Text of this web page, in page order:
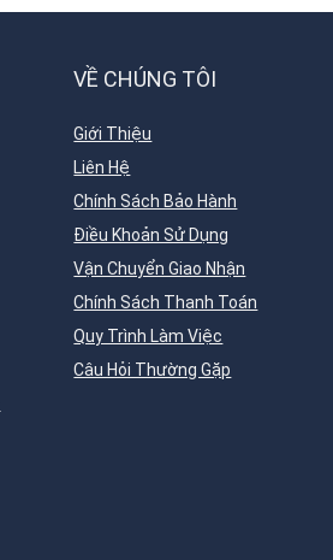
VỀ CHÚNG TÔI
Giới Thiệu
Liên Hệ
Chính Sách Bảo Hành
Điều Khoản Sử Dụng
Vận Chuyển Giao Nhận
Chính Sách Thanh Toán
Quy Trình Làm Việc
Câu Hỏi Thường Gặp